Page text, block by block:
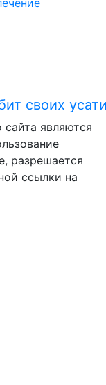
своих
являются
разрешается
ссылки на